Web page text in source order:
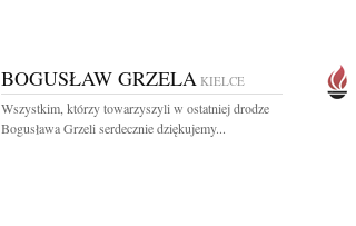
BOGUSŁAW GRZELA KIELCE
Wszystkim, którzy towarzyszyli w ostatniej drodze
Bogusława Grzeli serdecznie dziękujemy...